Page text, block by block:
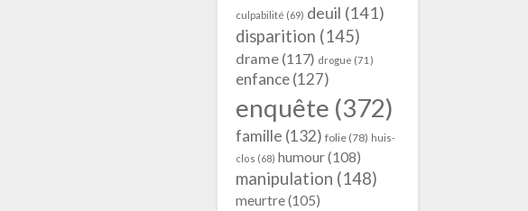
culpabilité (69) deuil (141)
disparition (145)
drame(117) drogue (71)
enfance(127)
enquête (372)
famille (132) folie(78) huis-
clos (68) humour(108)
manipulation (148)
meurtre(105)